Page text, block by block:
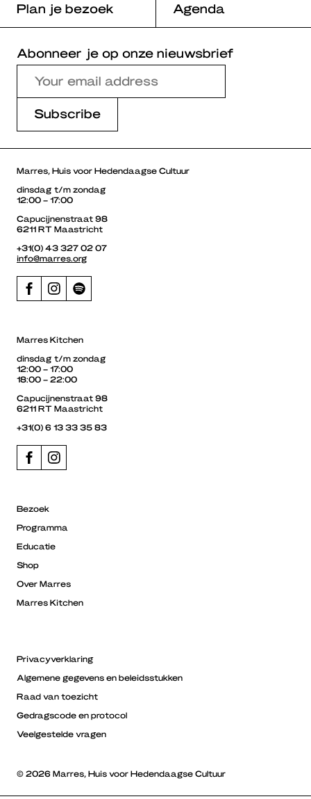
Plan je bezoek Agenda
Abonneer je op onze nieuwsbrief
Marres, Huis voor Hedendaagse Cultuur
dinsdag t/m zondag
12:00 – 17:00
Capucijnenstraat 98
6211 RT Maastricht
+31(0) 43 327 02 07
info@marres.org
Marres Kitchen
dinsdag t/m zondag
12:00 – 17:00
18:00 – 22:00
Capucijnenstraat 98
6211 RT Maastricht
+31(0) 6 13 33 35 83
Bezoek
Programma
Educatie
Shop
Over Marres
Marres Kitchen
Privacyverklaring
Algemene gegevens en beleidsstukken
Raad van toezicht
Gedragscode en protocol
Veelgestelde vragen
© 2026 Marres, Huis voor Hedendaagse Cultuur